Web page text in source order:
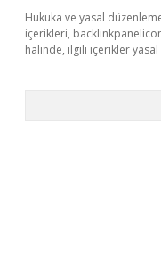
Hukuka ve yasal
içerikleri,
halinde, ilgili içerikler yasal